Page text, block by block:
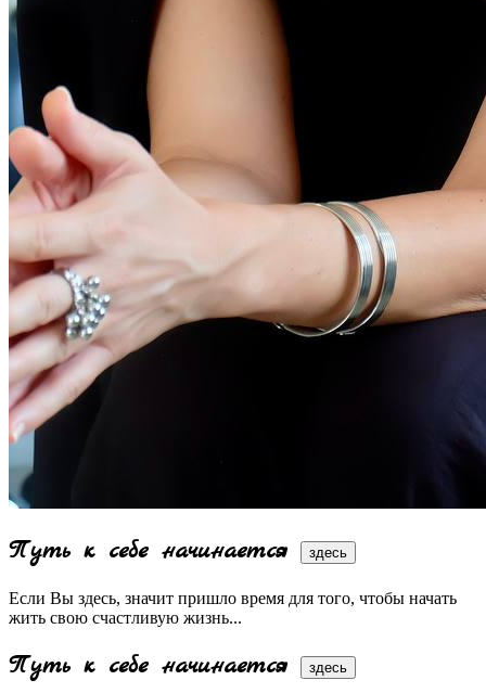
Путь к себе начинается здесь
Если Вы здесь, значит пришло время для того, чтобы начать
жить свою счастливую жизнь...
Путь к себе начинается здесь